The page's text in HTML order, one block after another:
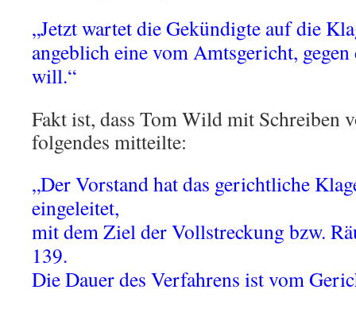
„Jetzt wartet die Gekündigte auf die
angeblich eine vom Amtsgericht,
will.“
Fakt ist, dass Tom Wild mit Schreiben
folgendes mitteilte:
„Der Vorstand hat das gerichtliche
eingeleitet,
mit dem Ziel der Vollstreckung bzw.
139.
Die Dauer des Verfahrens ist vom